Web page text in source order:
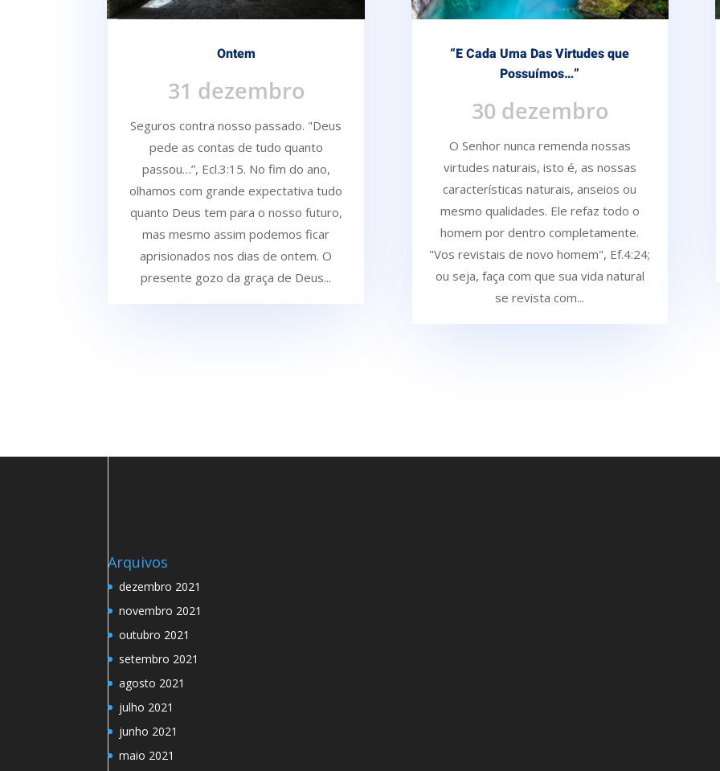
Ontem
31 dezembro
Seguros contra nosso passado. "Deus
pede as contas de tudo quanto
passou…”, Ecl.3:15. No fim do ano,
olhamos com grande expectativa tudo
quanto Deus tem para o nosso futuro,
mas mesmo assim podemos ficar
aprisionados nos dias de ontem. O
presente gozo da graça de Deus...
“E Cada Uma Das Virtudes que
Possuímos…”
30 dezembro
O Senhor nunca remenda nossas
virtudes naturais, isto é, as nossas
características naturais, anseios ou
mesmo qualidades. Ele refaz todo o
homem por dentro completamente.
"Vos revistais de novo homem", Ef.4:24;
ou seja, faça com que sua vida natural
se revista com...
Arquivos
dezembro 2021
novembro 2021
outubro 2021
setembro 2021
agosto 2021
julho 2021
junho 2021
maio 2021